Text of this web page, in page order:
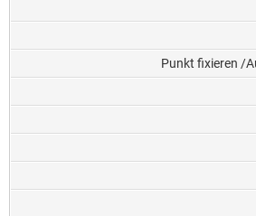
Punkt fixieren /